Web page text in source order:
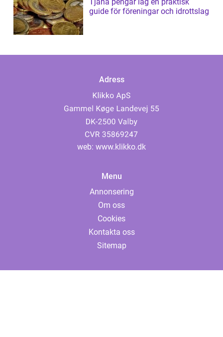
Tjäna pengar lag en praktisk
guide för föreningar och idrottslag
Adress
web: www.klikko.dk
Menu
Annonsering
Om oss
Cookies
Kontakta oss
Sitemap